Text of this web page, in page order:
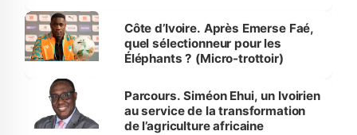
Côte d’Ivoire. Après Emerse Faé,
quel sélectionneur pour les
Éléphants ? (Micro-trottoir)
Parcours. Siméon Ehui, un Ivoirien
au service de la transformation
de l’agriculture africaine